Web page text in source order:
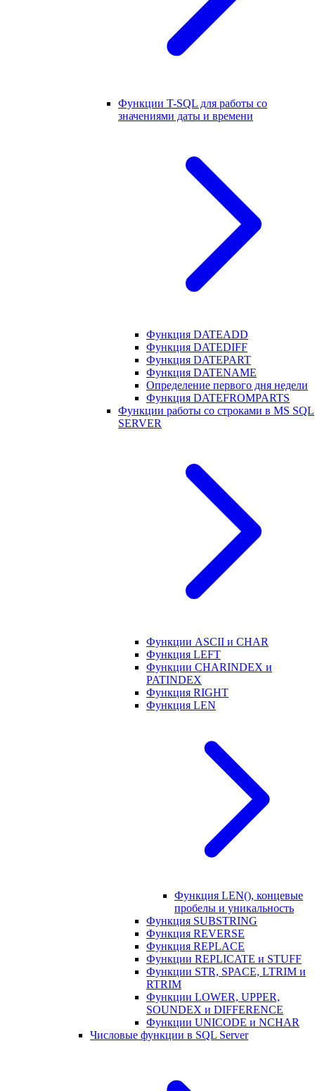
Функции T-SQL для работы со
значениями даты и времени
Функция DATEADD
Функция DATEDIFF
Функция DATEPART
Функция DATENAME
Определение первого дня недели
Функция DATEFROMPARTS
Функции работы со строками в MS SQL
SERVER
Функции ASCII и CHAR
Функция LEFT
Функции CHARINDEX и
PATINDEX
Функция RIGHT
Функция LEN
Функция LEN(), концевые
пробелы и уникальность
Функция SUBSTRING
Функция REVERSE
Функция REPLACE
Функции REPLICATE и STUFF
Функции STR, SPACE, LTRIM и
RTRIM
Функции LOWER, UPPER,
SOUNDEX и DIFFERENCE
Функции UNICODE и NCHAR
Числовые функции в SQL Server